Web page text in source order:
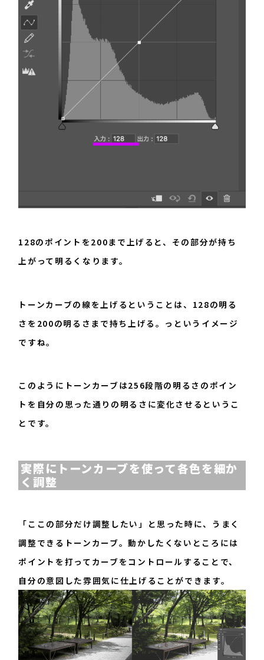
128のポイントを200まで上げると、その部分が持ち
上がって明るくなります。
トーンカーブの線を上げるということは、128の明る
さを200の明るさまで持ち上げる。っというイメージ
ですね。
このようにトーンカーブは256段階の明るさのポイン
トを自分の思った通りの明るさに変化させるというこ
とです。
実際にトーンカーブを使って各色を細か
く調整
「ここの部分だけ調整したい」と思った時に、うまく
調整できるトーンカーブ。動かしたくないところには
ポイントを打ってカーブをコントロールすることで、
自分の意図した雰囲気に仕上げることができます。